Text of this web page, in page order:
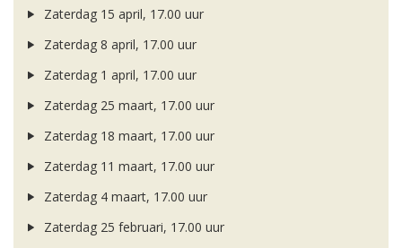
Zaterdag 15 april, 17.00 uur
Zaterdag 8 april, 17.00 uur
Zaterdag 1 april, 17.00 uur
Zaterdag 25 maart, 17.00 uur
Zaterdag 18 maart, 17.00 uur
Zaterdag 11 maart, 17.00 uur
Zaterdag 4 maart, 17.00 uur
Zaterdag 25 februari, 17.00 uur